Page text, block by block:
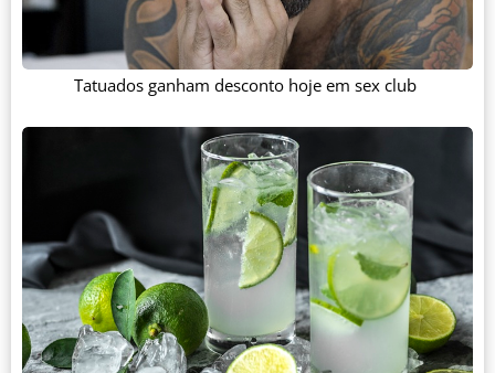
Tatuados ganham desconto hoje em sex club